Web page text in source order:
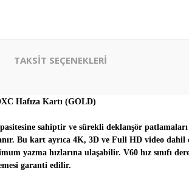
TAKSİT SEÇENEKLERİ
Hafıza Kartı (GOLD)
sahiptir ve sürekli deklanşör patlamaları
Bu kart ayrıca 4K, 3D ve Full HD video dahil
yazma hızlarına ulaşabilir. V60 hız sınıfı
garanti edilir.